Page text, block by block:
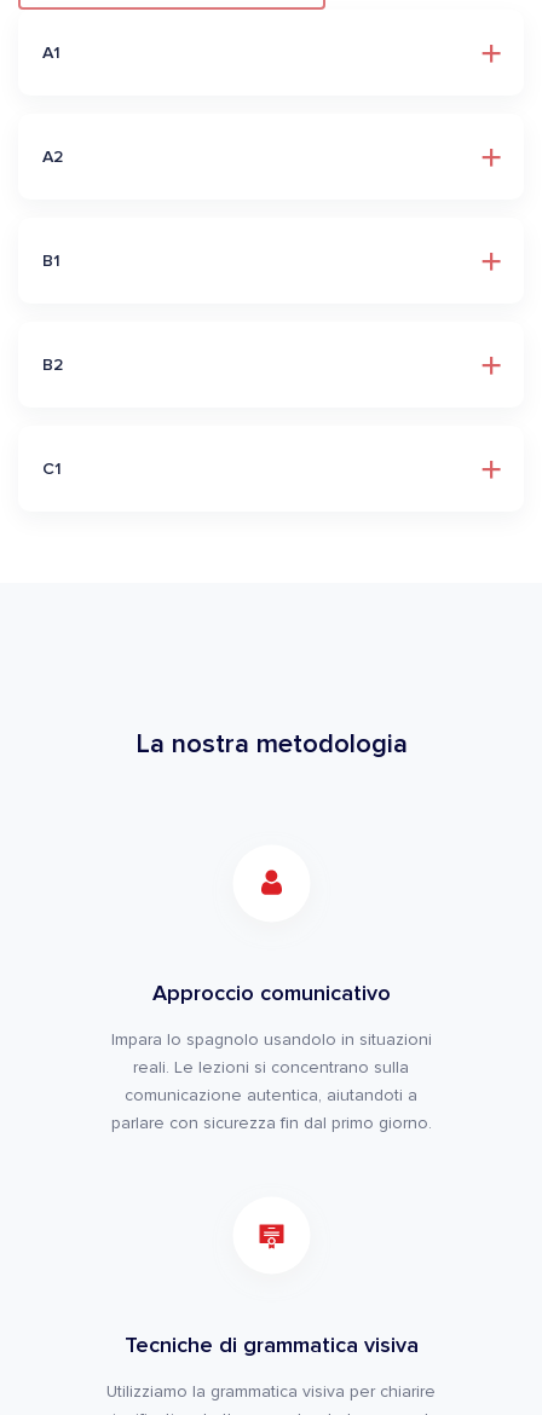
A1
A2
B1
B2
C1
La nostra metodologia
Approccio comunicativo
Impara lo spagnolo usandolo in situazioni
reali. Le lezioni si concentrano sulla
comunicazione autentica, aiutandoti a
parlare con sicurezza fin dal primo giorno.
Tecniche di grammatica visiva
Utilizziamo la grammatica visiva per chiarire